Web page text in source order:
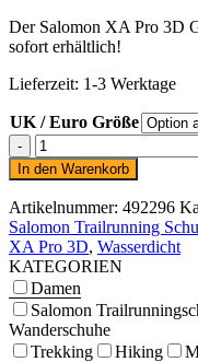
Der Salomon XA Pro 3D
sofort erhältlich!
Lieferzeit: 1-3 Werktage
UK / Euro Größe
Salomon
XA
Pro
3D
GORE-
TEX
Herren
grün
braun
Menge
In den Warenkorb
Artikelnummer: 492296
Salomon Trailrunning
XA Pro 3D, Wasserdicht
KATEGORIEN
Damen
Salomon
Wanderschuhe
Trekking
Hiking